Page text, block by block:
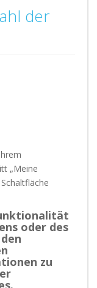
der
„Meine
oder des
zu